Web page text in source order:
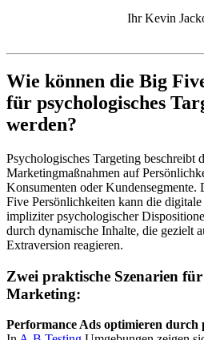
Ihr Kevin
Wie können die Big
für psychologisches
werden?
Psychologisches Targeting beschreibt
Marketingmaßnahmen auf
Konsumenten oder
Five Persönlichkeiten kann die
impliziter psychologischer
durch dynamische Inhalte, die gezielt
Extraversion reagieren.
Zwei praktische Szenarien
Marketing:
Performance Ads optimieren durch